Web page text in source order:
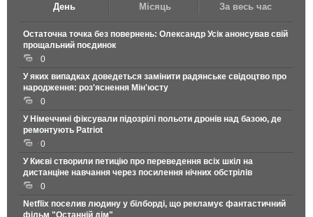
День Місяць За весь час
Остаточна точка без повернень: Олександр Усік анонсував свій
прощальний поєдинок
0
У яких випадках доведеться замінити радянське свідоцтво про
народження: роз'яснення Мін'юсту
0
У Німеччині фіксували підозрілі польоти дронів над базою, де
ремонтують Patriot
0
У Києві створили петицію про переведення всіх шкіл на
дистанціне навчання через посилення нічних обстрілів
0
Netflix поселив людину у білборді, що рекламує фантастичний
фільм "Останній дім"